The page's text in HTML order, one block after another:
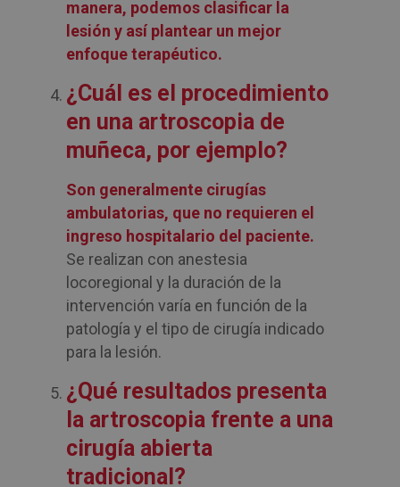
manera, podemos clasificar la
lesión y así plantear un mejor
enfoque terapéutico.
¿Cuál es el procedimiento
en una artroscopia de
muñeca, por ejemplo?
Son generalmente cirugías
ambulatorias, que no requieren el
ingreso hospitalario del paciente.
Se realizan con anestesia
locoregional y la duración de la
intervención varía en función de la
patología y el tipo de cirugía indicado
para la lesión.
¿Qué resultados presenta
la artroscopia frente a una
cirugía abierta
tradicional?